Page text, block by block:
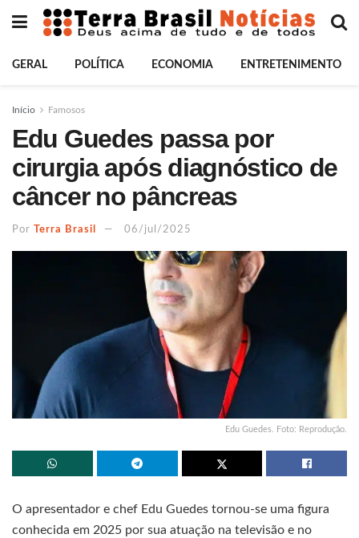
GERAL POLÍTICA ECONOMIA ENTRETENIMENTO
Início Famosos
Edu Guedes passa por
cirurgia após diagnóstico de
câncer no pâncreas
Por Terra Brasil 06/jul/2025
Edu Guedes. Foto: Reprodução.
O apresentador e chef Edu Guedes tornou-se uma figura
conhecida em 2025 por sua atuação na televisão e no